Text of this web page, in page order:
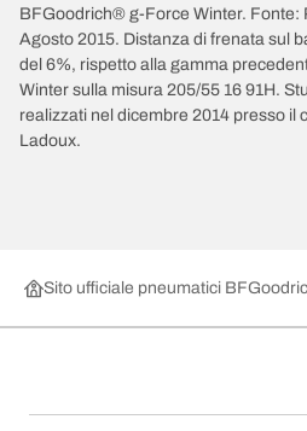
BFGoodrich® g-Force Winter. Fonte:
Agosto 2015. Distanza di frenata sul
del 6%, rispetto alla gamma
Winter sulla misura 205/55 16 91H.
realizzati nel dicembre 2014 presso il
Ladoux.
Sito ufficiale pneumatici